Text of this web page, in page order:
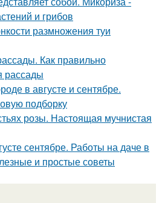
и грибов
размножения туи
Как правильно
рассады
в августе и сентябре.
подборку
розы. Настоящая мучнистая
сентябре. Работы на даче в
и простые советы